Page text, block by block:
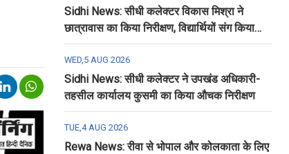
Sidhi News: सीधी कलेक्टर विकास मिश्रा ने
छात्रावास का किया निरीक्षण, विद्यार्थियों संग किया
रात्रि भोजन
WED,5 AUG 2026
Sidhi News: सीधी कलेक्टर ने उपखंड अधिकारी-
तहसील कार्यालय कुसमी का किया औचक निरीक्षण
TUE,4 AUG 2026
Rewa News: रीवा से भोपाल और कोलकाता के लिए